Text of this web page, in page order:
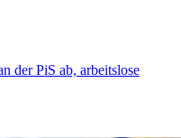
der PiS ab, arbeitslose